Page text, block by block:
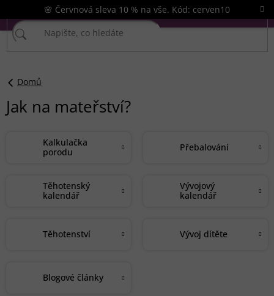
na
obsah
🌸 Červnová sleva 10 % na vše. Kód: cerven10
Domů
Jak na mateřství?
Kalkulačka
porodu
Přebalování
Těhotenský
kalendář
Vývojový
kalendář
Těhotenství Vývoj dítěte
Blogové články